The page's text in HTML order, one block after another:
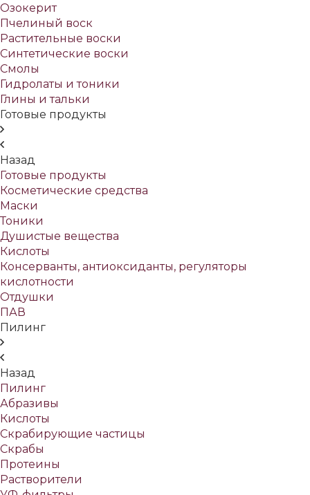
Озокерит
Пчелиный воск
Растительные воски
Синтетические воски
Смолы
Гидролаты и тоники
Глины и тальки
Готовые продукты
Назад
Готовые продукты
Косметические средства
Маски
Тоники
Душистые вещества
Кислоты
Консерванты, антиоксиданты, регуляторы
кислотности
Отдушки
ПАВ
Пилинг
Назад
Пилинг
Абразивы
Кислоты
Скрабирующие частицы
Скрабы
Протеины
Растворители